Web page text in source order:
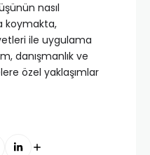
nasıl
koymakta,
ile uygulama
danışmanlık ve
özel yaklaşımlar